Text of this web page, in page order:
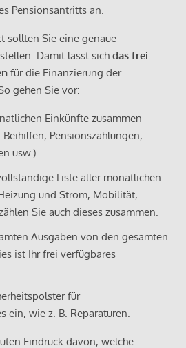
Pensionsantritts an.
sollten Sie eine genaue
Damit lässt sich das frei
für die Finanzierung der
gehen Sie vor:
Einkünfte zusammen
Pensionszahlungen,
usw.).
Liste aller monatlichen
und Strom, Mobilität,
Sie auch dieses zusammen.
Ausgaben von den gesamten
ist Ihr frei verfügbares
für
ein, wie z. B. Reparaturen.
Eindruck davon, welche